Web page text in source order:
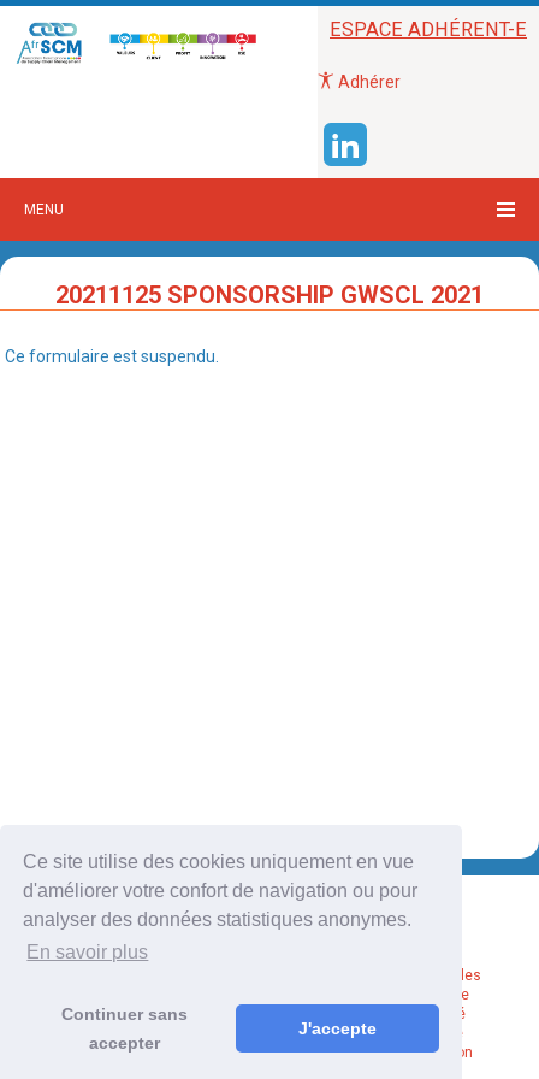
Ce site utilise des cookies uniquement en vue
d'améliorer votre confort de navigation ou pour
analyser des données statistiques anonymes.
En savoir plus
Continuer sans
accepter
J'accepte
ESPACE ADHÉRENT-E
Adhérer
MENU
20211125 SPONSORSHIP GWSCL 2021
Ce formulaire est suspendu.
Mentions légales
Politique de
confidentialité
Plan du site
Administration